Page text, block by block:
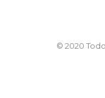
© 2020